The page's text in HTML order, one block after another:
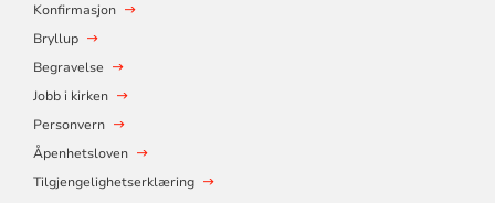
Konfirmasjon
Bryllup
Begravelse
Jobb i kirken
Personvern
Åpenhetsloven
Tilgjengelighetserklæring